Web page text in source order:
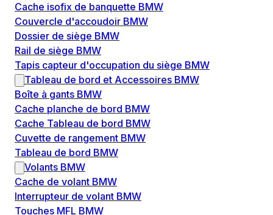
Cache isofix de banquette BMW
Couvercle d'accoudoir BMW
Dossier de siège BMW
Rail de siège BMW
Tapis capteur d'occupation du siège BMW
Tableau de bord et Accessoires BMW
Boîte à gants BMW
Cache planche de bord BMW
Cache Tableau de bord BMW
Cuvette de rangement BMW
Tableau de bord BMW
Volants BMW
Cache de volant BMW
Interrupteur de volant BMW
Touches MFL BMW